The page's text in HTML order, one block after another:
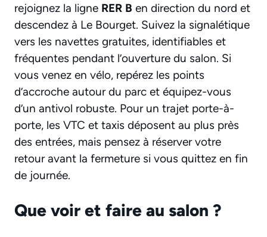
rejoignez la ligne RER B en direction du nord et
descendez à Le Bourget. Suivez la signalétique
vers les navettes gratuites, identifiables et
fréquentes pendant l’ouverture du salon. Si
vous venez en vélo, repérez les points
d’accroche autour du parc et équipez-vous
d’un antivol robuste. Pour un trajet porte-à-
porte, les VTC et taxis déposent au plus près
des entrées, mais pensez à réserver votre
retour avant la fermeture si vous quittez en fin
de journée.
Que voir et faire au salon ?